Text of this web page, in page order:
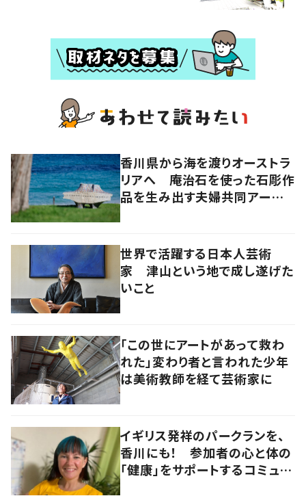
香川県から海を渡りオーストラ
リアへ 庵治石を使った石彫作
品を生み出す夫婦共同アーティ
世界で活躍する日本人芸術
家 津山という地で成し遂げた
いこと
「この世にアートがあって救わ
れた」変わり者と言われた少年
は美術教師を経て芸術家に
イギリス発祥のパークランを、
香川にも！ 参加者の心と体の
「健康」をサポートするコミュニ